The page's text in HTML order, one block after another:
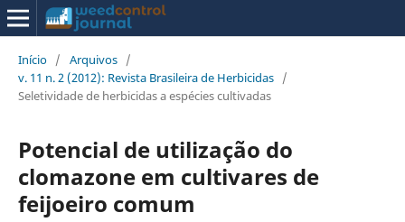
Início / Arquivos /
v. 11 n. 2 (2012): Revista Brasileira de Herbicidas /
Seletividade de herbicidas a espécies cultivadas
Potencial de utilização do
clomazone em cultivares de
feijoeiro comum